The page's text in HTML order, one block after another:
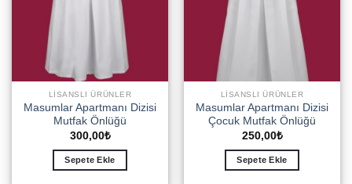
LISANSLI ÜRÜNLER
Masumlar Apartmanı Dizisi
Mutfak Önlüğü
300,00₺
Sepete Ekle
LISANSLI ÜRÜNLER
Masumlar Apartmanı Dizisi
Çocuk Mutfak Önlüğü
250,00₺
Sepete Ekle